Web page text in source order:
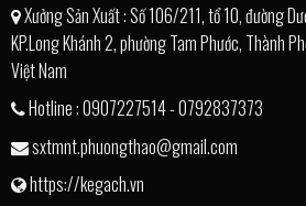
Xưởng Sản Xuất : Số 106/211, tổ 10, đường
KP.Long Khánh 2, phường Tam Phước, Thành
Việt Nam
Hotline : 0907227514 - 0792837373
sxtmnt.phuongthao@gmail.com
https://kegach.vn